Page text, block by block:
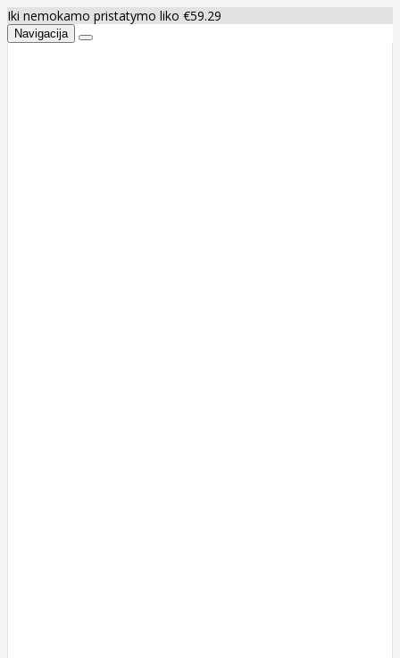
Iki nemokamo pristatymo liko €59.29
Navigacija